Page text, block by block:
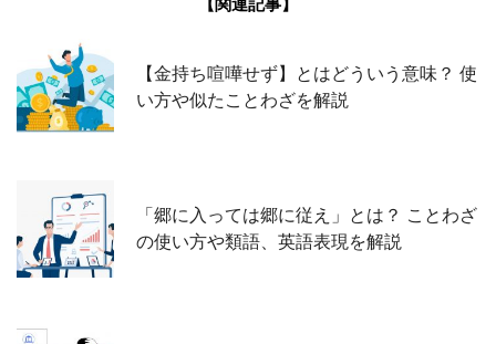
【金持ち喧嘩せず】とはどういう意味？ 使
い方や似たことわざを解説
「郷に入っては郷に従え」とは？ ことわざ
の使い方や類語、英語表現を解説